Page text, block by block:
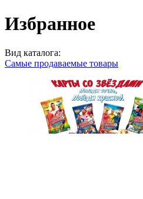
Избранное
Вид каталога:
Самые продаваемые товары